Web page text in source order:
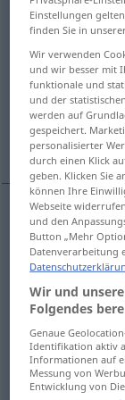
Übersicht
(Für mehr Details
kristallklar
kristallinisch,
crystalline
kristallklar
kristallin(isch)
Einstellungen
finden Sie in
Wir verwenden
und wir besser mit
funktionale und
und der
werden auf
gespeichert.
personalisierter
durch einen Klick
geben. Klicken Sie
können Ihre
Webseite
und den
Button „Mehr
Datenverarbeitung
Wir und
Folgendes
Genaue
Identifikation aktiv
Informationen auf
Messung von
Entwicklung von